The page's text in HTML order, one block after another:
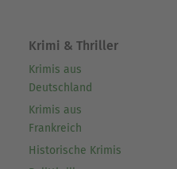
Krimi & Thriller
Krimis aus
Deutschland
Krimis aus
Frankreich
Historische Krimis